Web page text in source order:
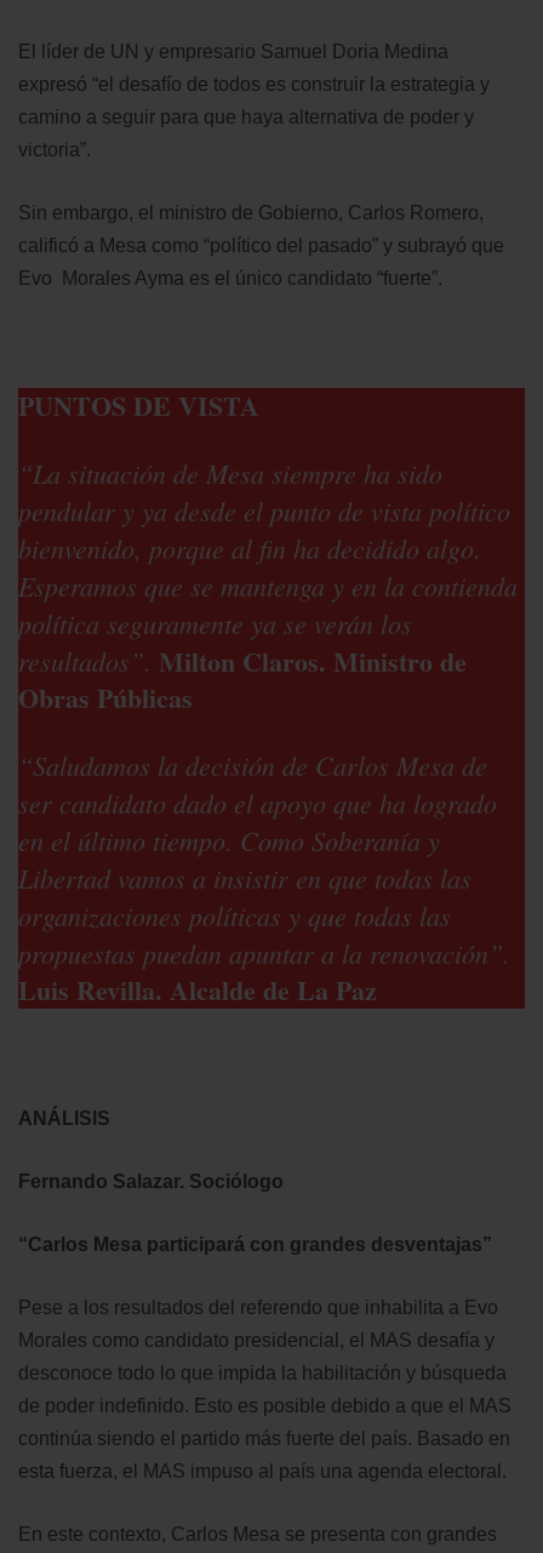
El líder de UN y empresario Samuel Doria Medina
expresó “el desafío de todos es construir la estrategia y
camino a seguir para que haya alternativa de poder y
victoria”.
Sin embargo, el ministro de Gobierno, Carlos Romero,
calificó a Mesa como “político del pasado” y subrayó que
Evo Morales Ayma es el único candidato “fuerte”.
PUNTOS DE VISTA
“La situación de Mesa siempre ha sido
pendular y ya desde el punto de vista político
bienvenido, porque al fin ha decidido algo.
Esperamos que se mantenga y en la contienda
política seguramente ya se verán los
resultados”. Milton Claros. Ministro de
Obras Públicas
“Saludamos la decisión de Carlos Mesa de
ser candidato dado el apoyo que ha logrado
en el último tiempo. Como Soberanía y
Libertad vamos a insistir en que todas las
organizaciones políticas y que todas las
propuestas puedan apuntar a la renovación”.
Luis Revilla. Alcalde de La Paz
ANÁLISIS
Fernando Salazar. Sociólogo
“Carlos Mesa participará con grandes desventajas”
Pese a los resultados del referendo que inhabilita a Evo
Morales como candidato presidencial, el MAS desafía y
desconoce todo lo que impida la habilitación y búsqueda
de poder indefinido. Esto es posible debido a que el MAS
continúa siendo el partido más fuerte del país. Basado en
esta fuerza, el MAS impuso al país una agenda electoral.
En este contexto, Carlos Mesa se presenta con grandes